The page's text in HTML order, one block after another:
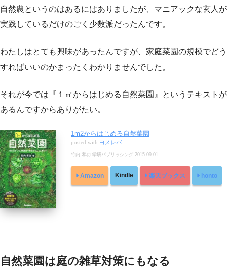
自然農というのはあるにはありましたが、マニアックな玄人が
実践しているだけのごく少数派だったんです。
わたしはとても興味があったんですが、家庭菜園の規模でどう
すればいいのかまったくわかりませんでした。
それが今では『１㎡からはじめる自然菜園』というテキストが
あるんですからありがたい。
1m2からはじめる自然菜園
posted with ヨメレバ
竹内 孝功 学研パブリッシング 2015-09-01
Amazon Kindle 楽天ブックス honto
自然菜園は庭の雑草対策にもなる